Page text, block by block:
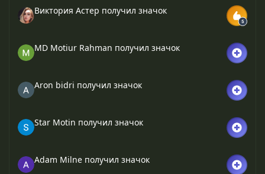
Виктория Астер получил значок
MD Motiur Rahman получил значок
Aron bidri получил значок
Star Motin получил значок
Adam Milne получил значок